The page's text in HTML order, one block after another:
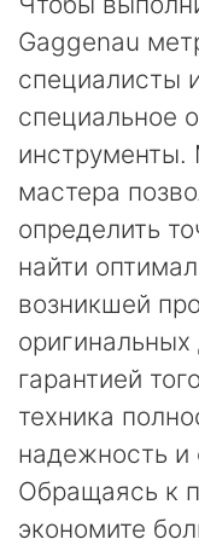
Gaggenau
специалисты
специальное
инструменты.
мастера
определить
найти
возникшей
гарантией
техника
надежность и
Обращаясь к
экономите